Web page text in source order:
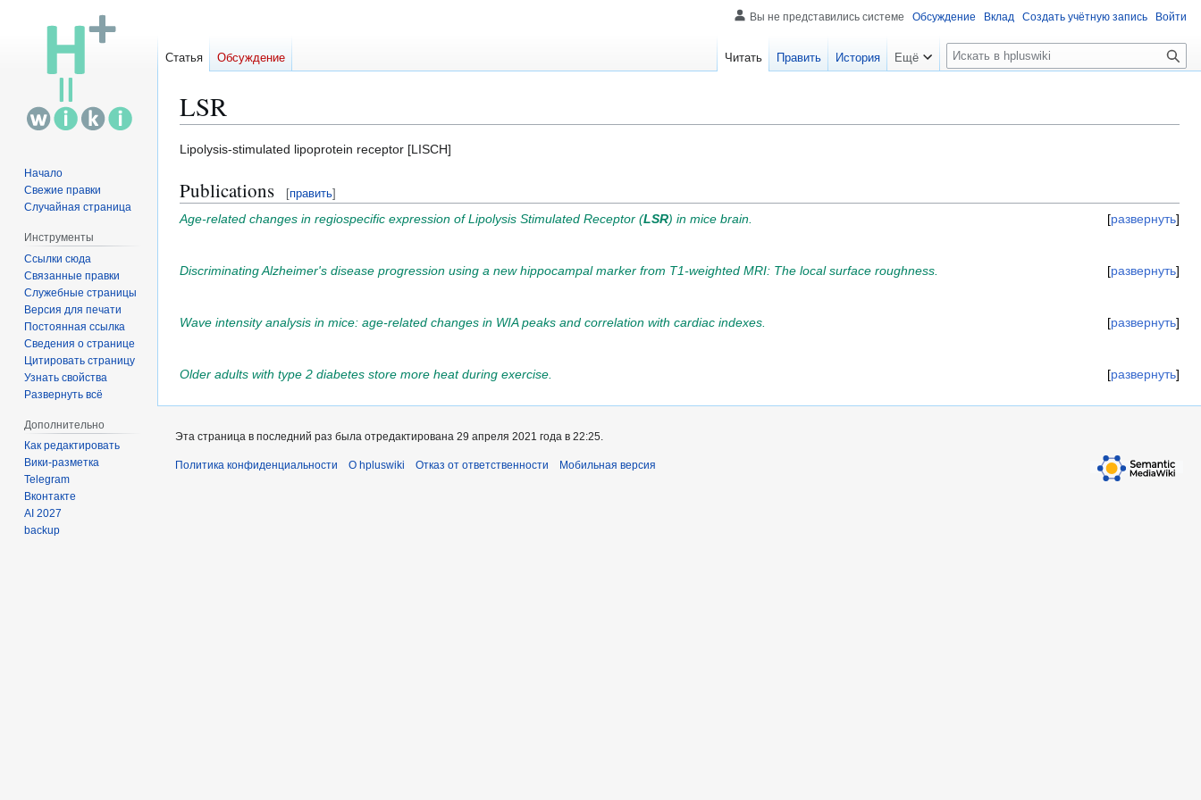
LSR
Перейти
навигации
Перейти
поиску
Lipolysis-stimulated lipoprotein receptor [LISCH]
Publications [править]
развернуть
Age-related changes in regiospecific expression of Lipolysis Stimulated Receptor (LSR) in mice brain.
развернуть
Discriminating Alzheimer's disease progression using a new hippocampal marker from T1-weighted MRI: The local surface roughness.
развернуть
Wave intensity analysis in mice: age-related changes in WIA peaks and correlation with cardiac indexes.
развернуть
Older adults with type 2 diabetes store more heat during exercise.
Вы не представились системе Обсуждение Вклад Создать учётную запись Войти
Статья Обсуждение Читать Править История Ещё
П
о
к
Начало
Свежие правки
Случайная страница
Инструменты
Ссылки сюда
Связанные правки
Служебные страницы
Версия для печати
Постоянная ссылка
Сведения о странице
Цитировать страницу
Узнать свойства
Развернуть всё
Дополнительно
Как редактировать
Вики-разметка
Telegram
Вконтакте
AI 2027
backup
Эта страница в последний раз была отредактирована 29 апреля 2021 года в 22:25.
Политика конфиденциальности О hpluswiki Отказ от ответственности Мобильная версия